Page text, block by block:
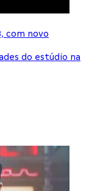
com novo
do estúdio na